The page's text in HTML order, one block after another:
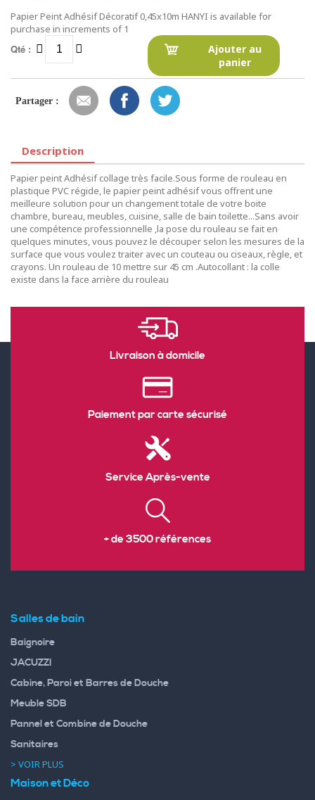
Papier Peint Adhésif Décoratif 0,45x10m HANYI is available for
purchase in increments of 1
Qté :
Ajouter au
panier
Partager :
Description
Papier peint Adhésif collage très facile.Sous forme de rouleau en
plastique PVC régide, le papier peint adhésif vous offrent une
meilleure solution pour un changement totale de votre boite
chambre, bureau, meubles, cuisine, salle de bain toilette...Sans avoir
une compétence professionnelle ,la pose du rouleau se fait en
quelques minutes, vous pouvez le découper selon les mesures de la
surface que vous voulez traiter avec un couteau ou ciseaux, règle, et
crayons. Un rouleau de 10 mettre sur 45 cm .Autocollant : la colle
existe dans la face arrière du rouleau
Livraison à domicile
Paiement par carte sécurisé
Service Après-vente
+ de 3500 références
Salles de bain
Baignoire
JACUZZI
Cabine, Paroi et Barres de Douche
Meuble SDB
Pannel et Combine de Douche
Sanitaires
> VOIR PLUS
Maison et Déco